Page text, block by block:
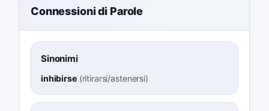
Connessioni di Parole
Sinonimi
inhibirse(ritirarsi/astenersi)